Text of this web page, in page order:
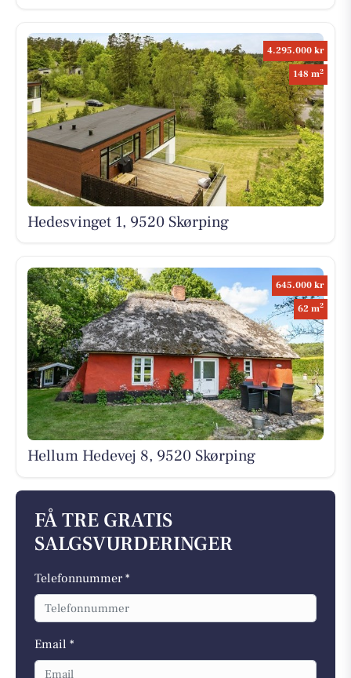
4.295.000 kr
148 m2
Hedesvinget 1, 9520 Skørping
645.000 kr
62 m2
Hellum Hedevej 8, 9520 Skørping
FÅ TRE GRATIS
SALGSVURDERINGER
Telefonnummer *
Email *